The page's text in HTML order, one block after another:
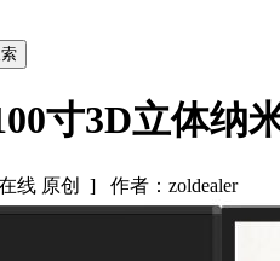
寸3D立体纳
线 原创 ] 作者：zoldealer